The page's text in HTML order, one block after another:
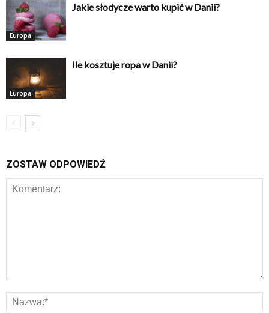
Europa
Jakie słodycze warto kupić w Danii?
Europa
Ile kosztuje ropa w Danii?
ZOSTAW ODPOWIEDŹ